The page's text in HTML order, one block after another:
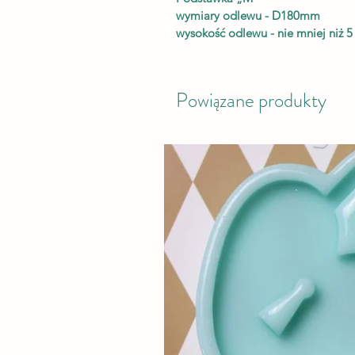
wymiary odlewu - D180mm
wysokość odlewu - nie mniej niż
Powiązane produkty